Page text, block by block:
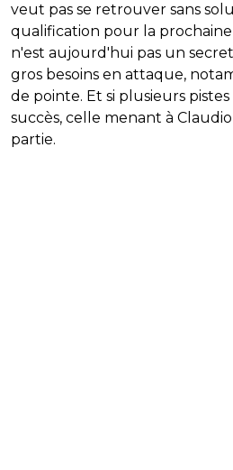
veut pas se retrouver sans
qualification pour la prochaine
n'est aujourd'hui pas un
gros besoins en attaque,
de pointe. Et si plusieurs
succès, celle menant à
partie.